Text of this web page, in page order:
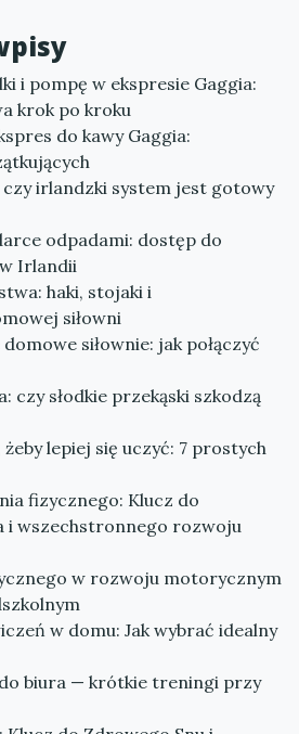
i pompę w ekspresie Gaggia:
krok po kroku
do kawy Gaggia:
czy irlandzki system jest gotowy
odpadami: dostęp do
Irlandii
haki, stojaki i
siłowni
siłownie: jak połączyć
czy słodkie przekąski szkodzą
żeby lepiej się uczyć: 7 prostych
fizycznego: Klucz do
i wszechstronnego rozwoju
w rozwoju motorycznym
w domu: Jak wybrać idealny
biura — krótkie treningi przy